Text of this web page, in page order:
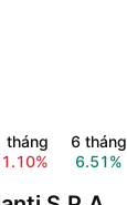
tháng
6 tháng
6.51%